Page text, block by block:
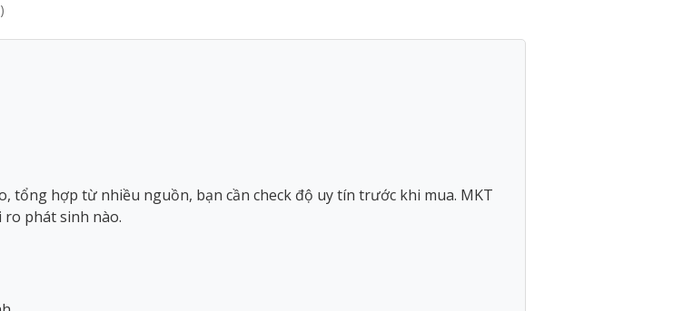
tổng hợp từ nhiều nguồn, bạn cần check độ uy tín trước khi mua. MKT
phát sinh nào.